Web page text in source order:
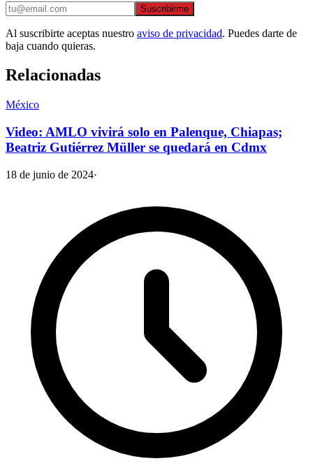
Suscribirme
Al suscribirte aceptas nuestro aviso de privacidad. Puedes darte de
baja cuando quieras.
Relacionadas
México
Video: AMLO vivirá solo en Palenque, Chiapas;
Beatriz Gutiérrez Müller se quedará en Cdmx
18 de junio de 2024·